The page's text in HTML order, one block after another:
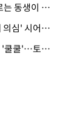
· "20년 병수발했는데 얼굴도 모르는 동생이 유산 절반을"…배다른 형제 상속권 있을까
· 냄비 태우고 욕실 물바다…'치매 의심' 시어머니 검사 권유했다가 '날벼락'
· 새벽 식당 몰래 들어와 테이블서 '쿨쿨'…토사물 남기고 사라진 남성